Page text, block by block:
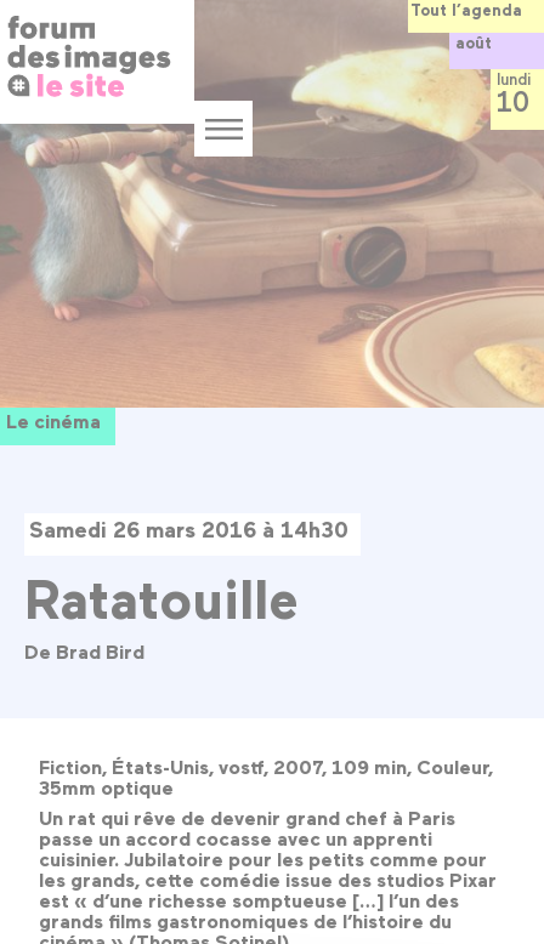
au
contenu
principal
Menu
Le cinéma
Samedi 26 mars 2016 à 14h30
Ratatouille
De Brad Bird
Fiction, États-Unis, vostf, 2007, 109 min, Couleur,
35mm optique
Un rat qui rêve de devenir grand chef à Paris
passe un accord cocasse avec un apprenti
cuisinier. Jubilatoire pour les petits comme pour
les grands, cette comédie issue des studios Pixar
est « d’une richesse somptueuse […] l’un des
grands films gastronomiques de l’histoire du
Tout l’agenda
août
lundi
10